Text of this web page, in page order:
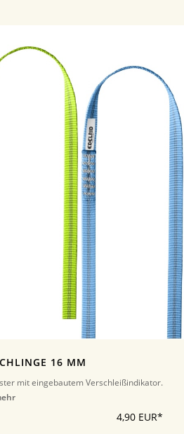
16 MM
mit eingebautem Verschleißindikator.
4,90 EUR*